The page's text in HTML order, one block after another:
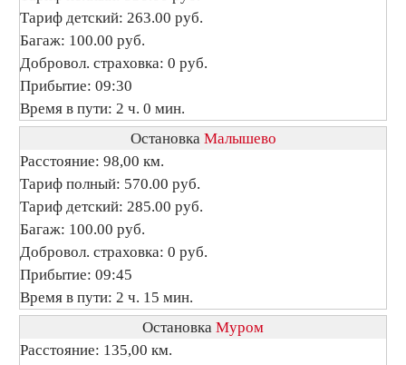
Тариф детский: 263.00 руб.
Багаж: 100.00 руб.
Добровол. страховка: 0 руб.
Прибытие: 09:30
Время в пути: 2 ч. 0 мин.
Остановка Малышево
Расстояние: 98,00 км.
Тариф полный: 570.00 руб.
Тариф детский: 285.00 руб.
Багаж: 100.00 руб.
Добровол. страховка: 0 руб.
Прибытие: 09:45
Время в пути: 2 ч. 15 мин.
Остановка Муром
Расстояние: 135,00 км.